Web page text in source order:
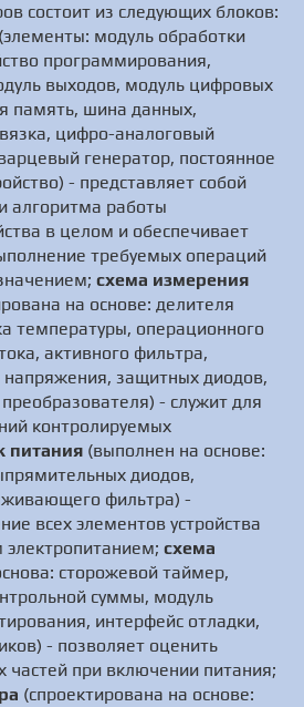
состоит из следующих блоков:
(элементы: модуль обработки
программирования,
выходов, модуль цифровых
память, шина данных,
цифро-аналоговый
генератор, постоянное
- представляет собой
алгоритма работы
в целом и обеспечивает
требуемых операций
схема измерения
на основе: делителя
температуры, операционного
активного фильтра,
напряжения, защитных диодов,
- служит для
контролируемых
питания (выполнен на основе:
диодов,
фильтра) -
всех элементов устройства
электропитанием;схема
сторожевой таймер,
суммы, модуль
интерфейс отладки,
- позволяет оценить
частей при включении питания;
(спроектирована на основе: